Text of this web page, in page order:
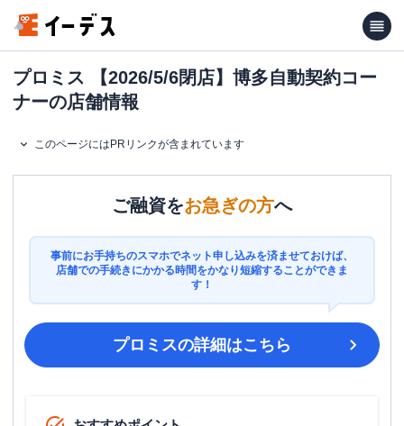
プロミス 【2026/5/6閉店】博多自動契約コー
ナーの店舗情報
このページにはPRリンクが含まれています
ご融資をお急ぎの方へ
事前にお手持ちのスマホでネット申し込みを済ませておけば、
店舗での手続きにかかる時間をかなり短縮することができま
す！
プロミスの詳細はこちら